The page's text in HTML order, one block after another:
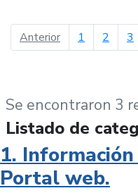
Anteriorpágina anterior
1 2 3
Se encontraron 3
Listado de
1.
Portal web.